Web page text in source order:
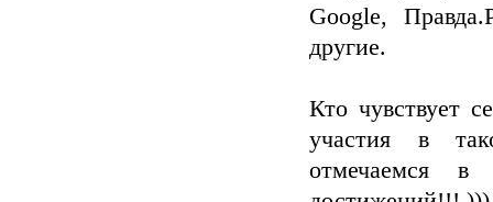
Google,
другие.
Кто чувствует
участия в
отмечаемся в